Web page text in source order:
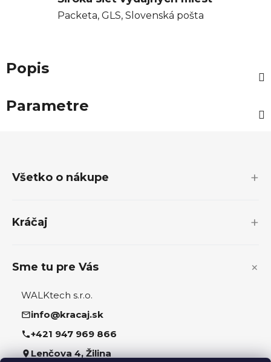
Packeta, GLS, Slovenská pošta
Popis
Parametre
Všetko o nákupe
Kráčaj
Sme tu pre Vás
WALKtech s.r.o.
info@kracaj.sk
+421 947 969 866
Lenčova 4, Žilina